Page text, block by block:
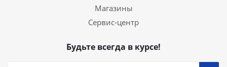
Магазины
Сервис-центр
Будьте всегда в курсе!